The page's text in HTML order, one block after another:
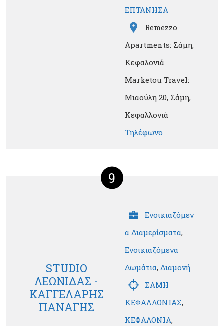
ΕΠΤΑΝΗΣΑ
Remezzo
Apartments: Σάμη,
Κεφαλονιά
Marketou Travel:
Μιαούλη 20, Σάμη,
Κεφαλλονιά
Τηλέφωνο
9
STUDIO
ΛΕΩΝΙΔΑΣ -
ΚΑΓΓΕΛΑΡΗΣ
ΠΑΝΑΓΗΣ
Ενοικιαζόμεν
α Διαμερίσματα,
Ενοικιαζόμενα
Δωμάτια, Διαμονή
ΣΑΜΗ
ΚΕΦΑΛΛΟΝΙΑΣ,
ΚΕΦΑΛΟΝΙΑ,